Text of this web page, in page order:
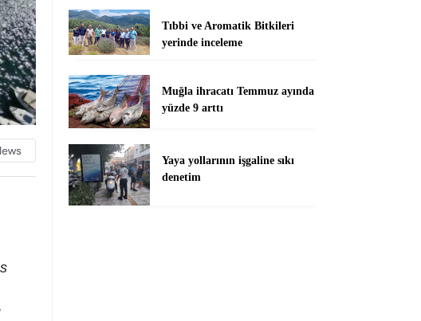
Tıbbi ve Aromatik Bitkileri
yerinde inceleme
Muğla ihracatı Temmuz ayında
yüzde 9 arttı
Yaya yollarının işgaline sıkı
denetim